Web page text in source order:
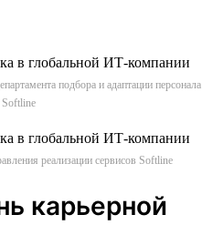
подбора и адаптации персонала
Softline
реализации сервисов Softline
карьерной